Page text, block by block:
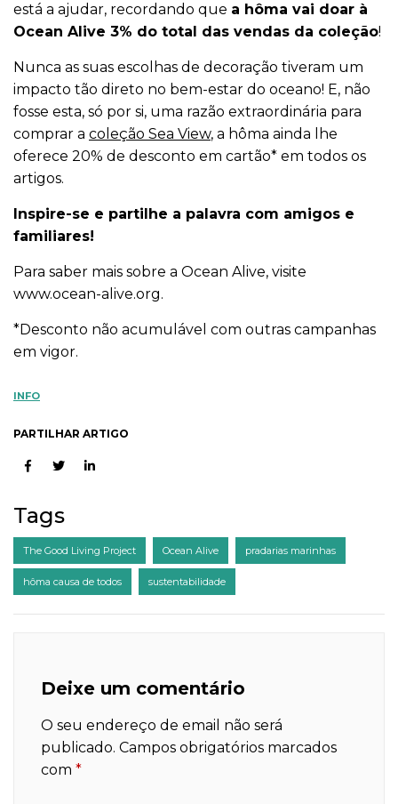
está a ajudar, recordando que a hôma vai doar à
Ocean Alive 3% do total das vendas da coleção!
Nunca as suas escolhas de decoração tiveram um
impacto tão direto no bem-estar do oceano! E, não
fosse esta, só por si, uma razão extraordinária para
comprar a coleção Sea View, a hôma ainda lhe
oferece 20% de desconto em cartão* em todos os
artigos.
Inspire-se e partilhe a palavra com amigos e
familiares!
Para saber mais sobre a Ocean Alive, visite
www.ocean-alive.org.
*Desconto não acumulável com outras campanhas
em vigor.
INFO
PARTILHAR ARTIGO
Tags
The Good Living Project Ocean Alive pradarias marinhas
hôma causa de todos sustentabilidade
Deixe um comentário
O seu endereço de email não será
publicado. Campos obrigatórios marcados
com *